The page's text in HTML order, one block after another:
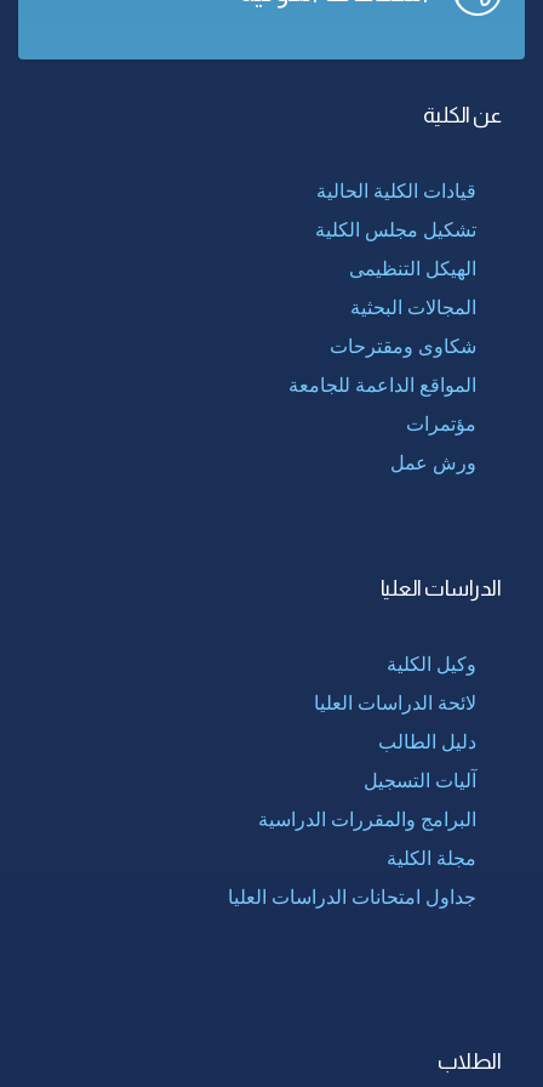
عن الكلية
قيادات الكلية الحالية
تشكيل مجلس الكلية
الهيكل التنظيمى
المجالات البحثية
شكاوى ومقترحات
المواقع الداعمة للجامعة
مؤتمرات
ورش عمل
الدراسات العليا
وكيل الكلية
لائحة الدراسات العليا
دليل الطالب
آليات التسجيل
البرامج والمقررات الدراسية
مجلة الكلية
جداول امتحانات الدراسات العليا
الطلاب